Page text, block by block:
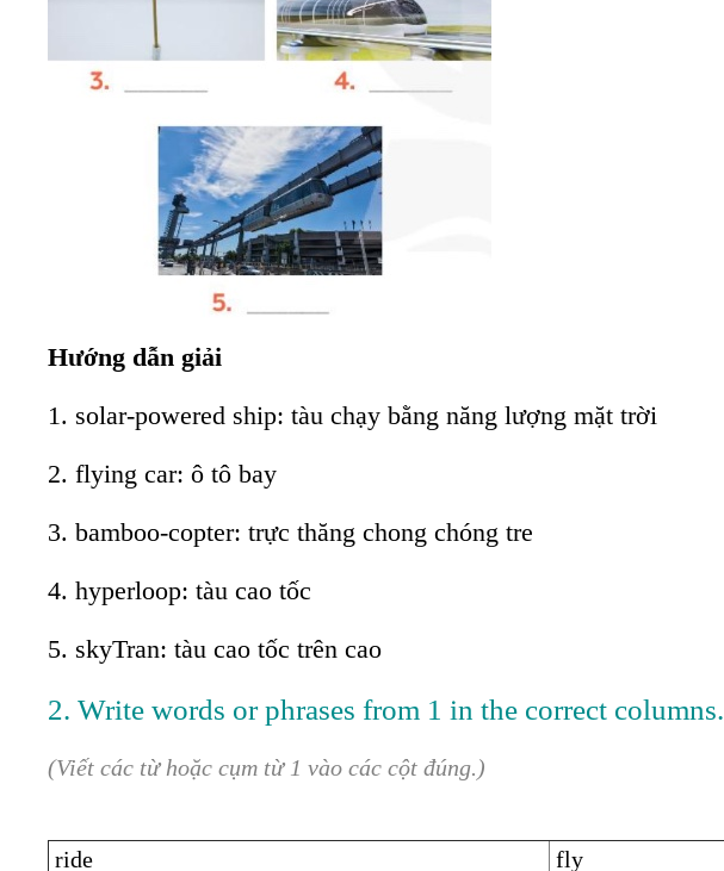
Hướng dẫn giải
1. solar-powered ship: tàu chạy bằng năng lượng mặt trời
2. flying car: ô tô bay
3. bamboo-copter: trực thăng chong chóng tre
4. hyperloop: tàu cao tốc
5. skyTran: tàu cao tốc trên cao
2. Write words or phrases from 1 in the correct columns.
(Viết các từ hoặc cụm từ 1 vào các cột đúng.)
ride fly